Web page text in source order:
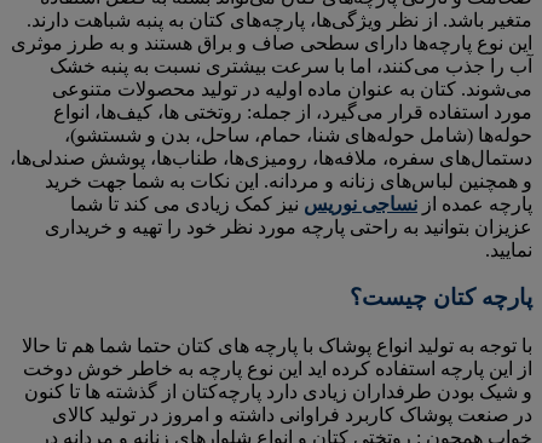
متغیر باشد. از نظر ویژگی‌ها، پارچه‌های کتان به پنبه شباهت دارند.
این نوع پارچه‌ها دارای سطحی صاف و براق هستند و به طرز موثری
آب را جذب می‌کنند، اما با سرعت بیشتری نسبت به پنبه خشک
می‌شوند. کتان به عنوان ماده اولیه در تولید محصولات متنوعی
مورد استفاده قرار می‌گیرد، از جمله: روتختی ها، کیف‌ها، انواع
حوله‌ها (شامل حوله‌های شنا، حمام، ساحل، بدن و شستشو)،
دستمال‌های سفره، ملافه‌ها، رومیزی‌ها، طناب‌ها، پوشش صندلی‌ها،
و همچنین لباس‌های زنانه و مردانه. این نکات به شما جهت خرید
پارچه عمده از نساجی نوریس نیز کمک زیادی می کند تا شما
عزیزان بتوانید به راحتی پارچه مورد نظر خود را تهیه و خریداری
نمایید.
پارچه کتان چیست؟
با توجه به تولید انواع پوشاک با پارچه های کتان حتما شما هم تا حالا
از این پارچه استفاده کرده اید این نوع پارچه به خاطر خوش دوخت
و شیک بودن طرفداران زیادی دارد پارچه‌کتان از گذشته ها تا کنون
در صنعت پوشاک کاربرد فراوانی داشته و امروز در تولید کالای
خواب همچون : روتختی کتان و انواع شلوارهای زنانه و مردانه در